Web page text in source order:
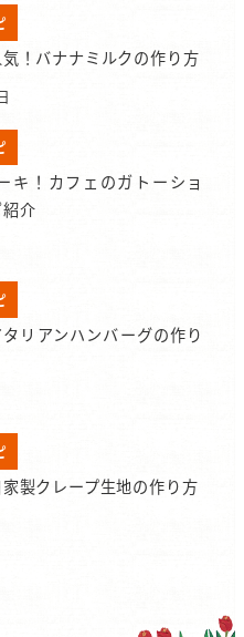
！バナナミルクの作り方
キ！カフェのガトーショ
介
リアンハンバーグの作り
製クレープ生地の作り方